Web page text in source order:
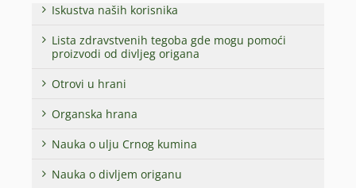
Iskustva naših korisnika
Lista zdravstvenih tegoba gde mogu pomoći
proizvodi od divljeg origana
Otrovi u hrani
Organska hrana
Nauka o ulju Crnog kumina
Nauka o divljem origanu